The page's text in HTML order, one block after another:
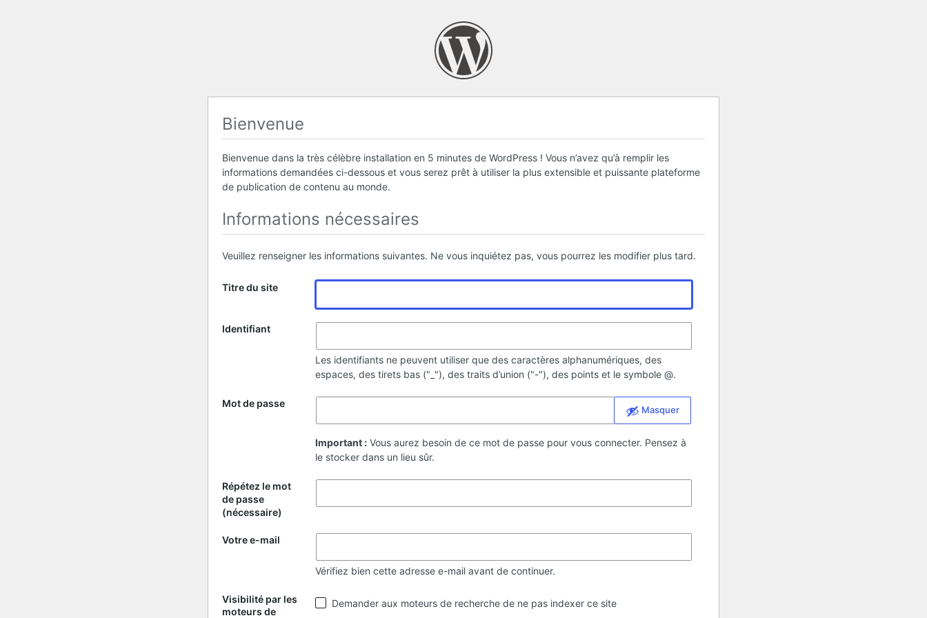
Bienvenue
Bienvenue dans la très célèbre installation en 5 minutes de WordPress ! Vous n’avez qu’à remplir les
informations demandées ci-dessous et vous serez prêt à utiliser la plus extensible et puissante plateforme
de publication de contenu au monde.
Informations nécessaires
Veuillez renseigner les informations suivantes. Ne vous inquiétez pas, vous pourrez les modifier plus tard.
Titre du site
Identifiant
Les identifiants ne peuvent utiliser que des caractères alphanumériques, des
espaces, des tirets bas ("_"), des traits d’union ("-"), des points et le symbole @.
Mot de passe
Masquer
Important : Vous aurez besoin de ce mot de passe pour vous connecter. Pensez à
le stocker dans un lieu sûr.
Répétez le mot
de passe
(nécessaire)
Votre e-mail
Vérifiez bien cette adresse e-mail avant de continuer.
Visibilité par les
moteurs de
Visibilité
par
Demander aux moteurs de recherche de ne pas indexer ce site